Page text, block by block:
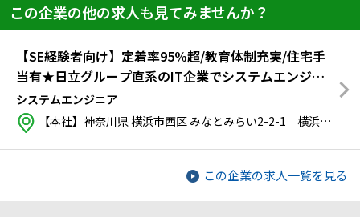
この企業の他の求人も見てみませんか？
【SE経験者向け】定着率95%超/教育体制充実/住宅手
当有★日立グループ直系のIT企業でシステムエンジニ
アとしての更なるキャリアアップを目指しませんか？
システムエンジニア
【本社】神奈川県 横浜市西区 みなとみらい2-2-1 横浜ランドマークタワー30階
この企業の求人一覧を見る